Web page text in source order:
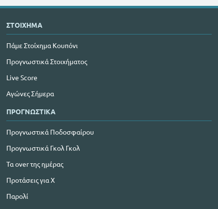
ΣΤΟΙΧΗΜΑ
Πάμε Στοίχημα Κουπόνι
Προγνωστικά Στοιχήματος
Live Score
Αγώνες Σήμερα
ΠΡΟΓΝΩΣΤΙΚΑ
Προγνωστικά Ποδοσφαίρου
Προγνωστικά Γκολ Γκολ
Τα over της ημέρας
Προτάσεις για Χ
Παρολί